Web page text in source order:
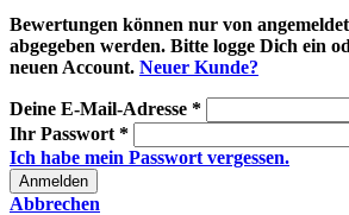
Bewertungen können nur von
abgegeben werden. Bitte logge Dich ein
neuen Account. Neuer Kunde?
Deine E-Mail-Adresse *
Ihr Passwort *
Ich habe mein Passwort vergessen.
Anmelden
Abbrechen